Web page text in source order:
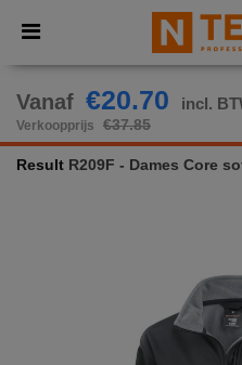
× Ntextil-app
Betere prijzen in de app!
Vanaf €20.70 incl.
Verkoopprijs €37.85
Result R209F - Dames Core